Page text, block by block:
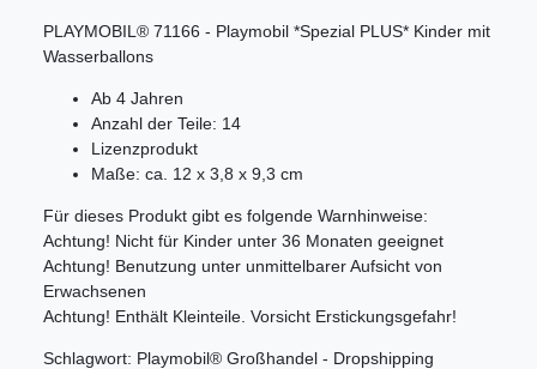
PLAYMOBIL® 71166 - Playmobil *Spezial PLUS* Kinder mit
Wasserballons
Ab 4 Jahren
Anzahl der Teile: 14
Lizenzprodukt
Maße: ca. 12 x 3,8 x 9,3 cm
Für dieses Produkt gibt es folgende Warnhinweise:
Achtung! Nicht für Kinder unter 36 Monaten geeignet
Achtung! Benutzung unter unmittelbarer Aufsicht von
Erwachsenen
Achtung! Enthält Kleinteile. Vorsicht Erstickungsgefahr!
Schlagwort: Playmobil® Großhandel - Dropshipping